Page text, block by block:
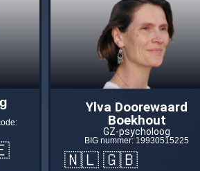
Ylva Doorewaard
Boekhout
GZ-psycholoog
BIG nummer: 19930515225
🇳🇱 🇬🇧